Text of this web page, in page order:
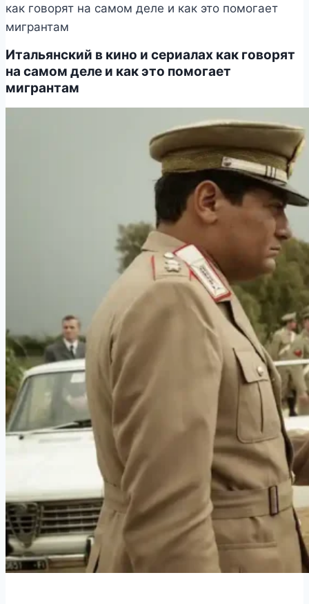
как говорят на самом деле и как это помогает
мигрантам
Итальянский в кино и сериалах как говорят
на самом деле и как это помогает
мигрантам